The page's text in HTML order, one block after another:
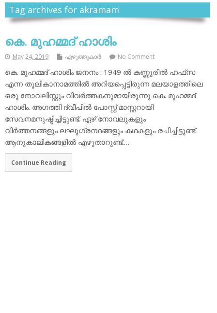
Tag archives for akramam
കെ. മുഹമ്മദ് ഹാശിം
May 24, 2019 എഴുത്തുകാര്‍ No Comment
കെ. മുഹമ്മദ് ഹാശിം ജനനം : 1949 ല്‍ കണ്ണൂരില്‍ ഹഫ്‌സ
എന്ന തൂലികാനാമത്തില്‍ അറിയപ്പെട്ടിരുന്ന മലയാളത്തിലെ
ഒരു നോവലിസ്റ്റും വിവര്‍ത്തകനുമായിരുന്നു കെ. മുഹമ്മദ്
ഹാശിം. അഗത്തി ദ്വീപില്‍ പോസ്റ്റ് മാസ്റ്ററായി
സേവനമനുഷ്ടിച്ചിട്ടുണ്ട്. ഏഴ് നോവലുകളും
വിര്‍ത്തനങ്ങളും ലഘുഗ്രന്ഥങ്ങളും കഥകളും രചിച്ചിട്ടുണ്ട്.
ആനുകാലികങ്ങളില്‍ എഴുതാറുണ്ട്.…
Continue Reading